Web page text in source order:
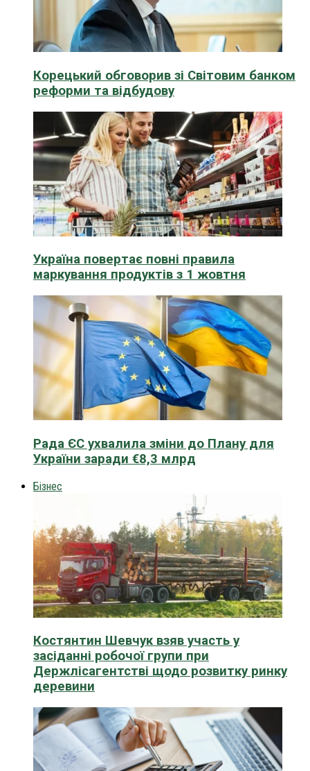
Корецький обговорив зі Світовим банком
реформи та відбудову
Україна повертає повні правила
маркування продуктів з 1 жовтня
Рада ЄС ухвалила зміни до Плану для
України заради €8,3 млрд
Бізнес
Костянтин Шевчук взяв участь у
засіданні робочої групи при
Держлісагентстві щодо розвитку ринку
деревини